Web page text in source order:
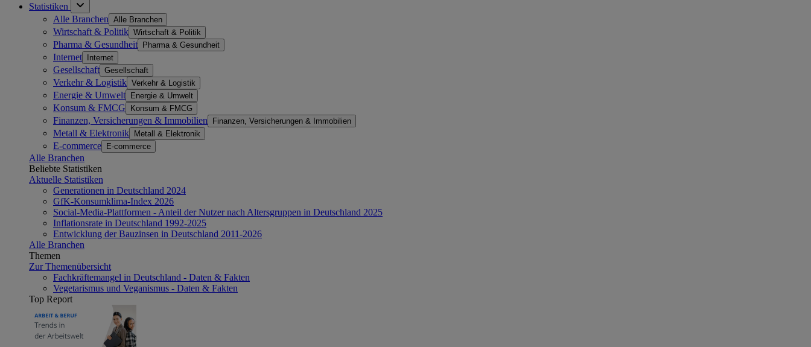
Statistiken
Alle Branchen Alle Branchen
Wirtschaft & Politik Wirtschaft & Politik
Pharma & Gesundheit Pharma & Gesundheit
Internet Internet
Gesellschaft Gesellschaft
Verkehr & Logistik Verkehr & Logistik
Energie & Umwelt Energie & Umwelt
Konsum & FMCG Konsum & FMCG
Finanzen, Versicherungen & Immobilien Finanzen, Versicherungen & Immobilien
Metall & Elektronik Metall & Elektronik
E-commerce E-commerce
Alle Branchen
Beliebte Statistiken
Aktuelle Statistiken
Generationen in Deutschland 2024
GfK-Konsumklima-Index 2026
Social-Media-Plattformen - Anteil der Nutzer nach Altersgruppen in Deutschland 2025
Inflationsrate in Deutschland 1992-2025
Entwicklung der Bauzinsen in Deutschland 2011-2026
Alle Branchen
Themen
Zur Themenübersicht
Fachkräftemangel in Deutschland - Daten & Fakten
Vegetarismus und Veganismus - Daten & Fakten
Top Report